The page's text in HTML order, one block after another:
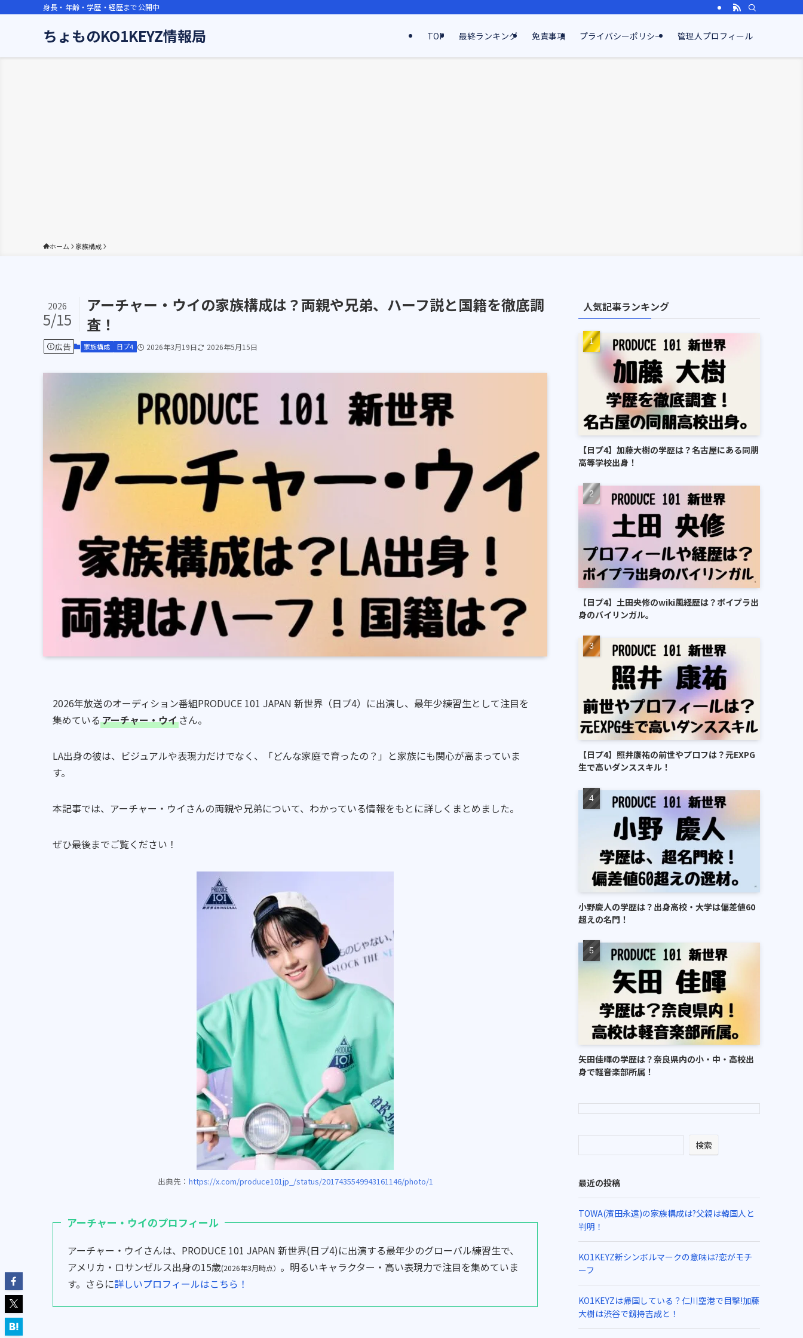
身長・年齢・学歴・経歴まで公開中
ちょものKO1KEYZ情報局 TOP 最終ランキング 免責事項 プライバシーポリシー 管理人プロフィール
ホーム 家族構成
アーチャー・ウイの家族構成は？両親や兄弟、ハーフ説と国籍を徹底調
査！
2026
5/15
広告 家族構成 日プ4 2026年3月19日 2026年5月15日
2026年放送のオーディション番組PRODUCE 101 JAPAN 新世界（日プ4）に出演し、最年少練習生として注目を
集めているアーチャー・ウイさん。
LA出身の彼は、ビジュアルや表現力だけでなく、「どんな家庭で育ったの？」と家族にも関心が高まっていま
す。
本記事では、アーチャー・ウイさんの両親や兄弟について、わかっている情報をもとに詳しくまとめました。
ぜひ最後までご覧ください！
出典先： https://x.com/produce101jp_/status/2017435549943161146/photo/1
アーチャー・ウイのプロフィール
アーチャー・ウイさんは、PRODUCE 101 JAPAN 新世界(日プ4)に出演する最年少のグローバル練習生で、
アメリカ・ロサンゼルス出身の15歳(2026年3月時点） 。明るいキャラクター・高い表現力で注目を集めていま
す。さらに詳しいプロフィールはこちら！
人気記事ランキング
【日プ4】加藤大樹の学歴は？名古屋にある同朋
高等学校出身！
【日プ4】土田央修のwiki風経歴は？ボイプラ出
身のバイリンガル。
【日プ4】照井康祐の前世やプロフは？元EXPG
生で高いダンススキル！
小野慶人の学歴は？出身高校・大学は偏差値60
超えの名門！
矢田佳暉の学歴は？奈良県内の小・中・高校出
身で軽音楽部所属！
検索
最近の投稿
TOWA(濱田永遠)の家族構成は?父親は韓国人と
判明！
KO1KEYZ新シンボルマークの意味は?恋がモチ
ーフ
KO1KEYZは帰国している？仁川空港で目撃!加藤
大樹は渋谷で釼持吉成と！